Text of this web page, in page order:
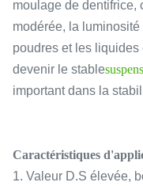
moulage de dentifrice,
modérée, la
poudres et les
devenir le stable
important dans la
Caractéristiques
1. Valeur D.S élevée,